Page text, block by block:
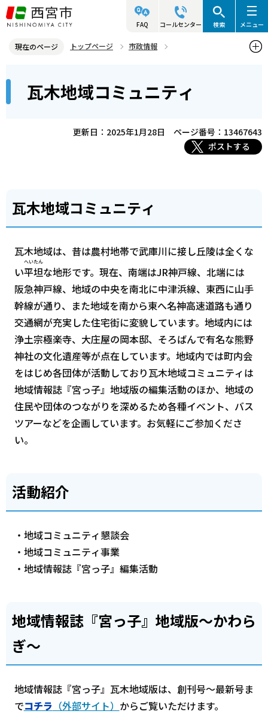
こ
の
ジ
先
FAQ コールセンター 検索 メニュー
現在のページ トップページ
市政情報
西宮コミュニティ協会
瓦木地域コミュニティ
こ
瓦木地域コミュニティ
更新日：2025年1月28日
ページ番号：13467643
ポストする
瓦木地域コミュニティ
瓦木地域は、昔は農村地帯で武庫川に接し丘陵は全くな
い平坦
へいたん
な地形です。現在、南端はJR神戸線、北端には
阪急神戸線、地域の中央を南北に中津浜線、東西に山手
幹線が通り、また地域を南から東へ名神高速道路も通り
交通網が充実した住宅街に変貌しています。地域内には
浄土宗極楽寺、大庄屋の岡本邸、そろばんで有名な熊野
神社の文化遺産等が点在しています。地域内では町内会
をはじめ各団体が活動しており瓦木地域コミュニティは
地域情報誌『宮っ子』地域版の編集活動のほか、地域の
住民や団体のつながりを深めるため各種イベント、バス
ツアーなどを企画しています。お気軽にご参加くださ
い。
活動紹介
・地域コミュニティ懇談会
・地域コミュニティ事業
・地域情報誌『宮っ子』編集活動
地域情報誌『宮っ子』地域版～かわら
ぎ～
地域情報誌『宮っ子』瓦木地域版は、創刊号～最新号ま
でコチラ （外部サイト） からご覧いただけます。